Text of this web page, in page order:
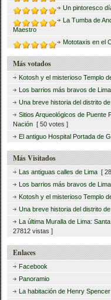
Un pintoresco
La Tumba de
Maestro
Mototaxis en el
Más votados
Kotosh y el misterioso Templo
Los barrios más bravos de Lima
Una breve historia del distrito
Sitios Arqueológicos de Puente
Nación [ 50 votes ]
El antiguo Hospital Portada de
Más Visitados
Las antiguas calles de Lima [
Los barrios más bravos de Lima
Kotosh y el misterioso Templo
Una breve historia del distrito
La última Muralla de Lima:
27812 vistas ]
Enlaces
Facebook
Panoramio
La habitación de Henry Spencer